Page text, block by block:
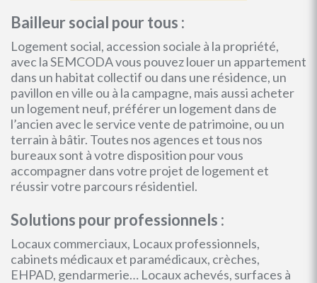
Bailleur social pour tous :
Logement social, accession sociale à la propriété,
avec la SEMCODA vous pouvez louer un appartement
dans un habitat collectif ou dans une résidence, un
pavillon en ville ou à la campagne, mais aussi acheter
un logement neuf, préférer un logement dans de
l’ancien avec le service vente de patrimoine, ou un
terrain à bâtir. Toutes nos agences et tous nos
bureaux sont à votre disposition pour vous
accompagner dans votre projet de logement et
réussir votre parcours résidentiel.
Solutions pour professionnels :
Locaux commerciaux, Locaux professionnels,
cabinets médicaux et paramédicaux, crèches,
EHPAD, gendarmerie… Locaux achevés, surfaces à